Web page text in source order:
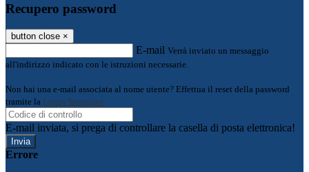
Recupero password
button close ×
E-mail Verrà inviato un messaggio
all'indirizzo indicato con le istruzioni necessarie.
Non hai una e-mail associata al nome utente? Effettua il reset della password
tramite la Login Spaggiari
E-mail inviata, si prega di controllare la casella di posta elettronica!
Errore